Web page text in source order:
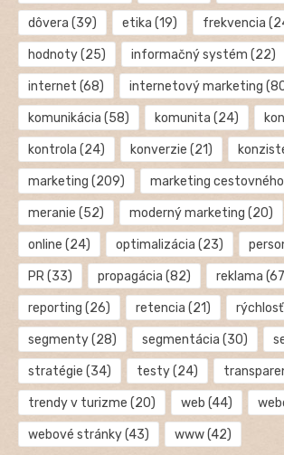
dôvera (39) etika (19) frekvencia
hodnoty(25) informačný systém (22)
internet (68) internetový marketing
komunikácia (58) komunita (24)
kontrola (24) konverzie (21)
marketing (209) marketing
meranie (52) moderný marketing (20)
online (24) optimalizácia (23)
PR(33) propagácia (82) reklama
reporting (26) retencia (21) rýchlosť
segmenty(28) segmentácia (30)
stratégie (34) testy(24)
trendy v turizme (20) web (44)
webové stránky(43) www(42)